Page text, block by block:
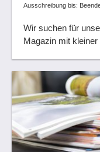
Ausschreibung bis:
Wir suchen für
Magazin mit